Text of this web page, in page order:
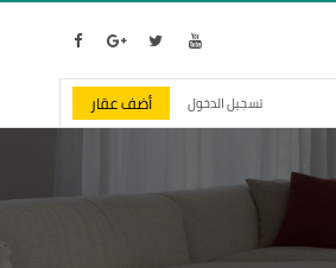
تسجيل الدخول أضف عقار